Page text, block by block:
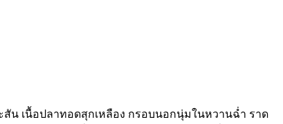
สัน เนื้อปลาทอดสุกเหลือง กรอบนอกนุ่มในหวานฉ่ำ ราด